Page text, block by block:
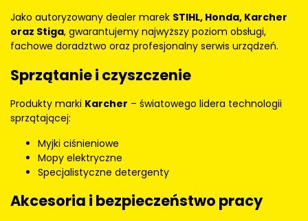
Jako autoryzowany dealer marek STIHL, Honda, Karcher
oraz Stiga, gwarantujemy najwyższy poziom obsługi,
fachowe doradztwo oraz profesjonalny serwis urządzeń.
Sprzątanie i czyszczenie
Produkty marki Karcher – światowego lidera technologii
sprzątającej:
Myjki ciśnieniowe
Mopy elektryczne
Specjalistyczne detergenty
Akcesoria i bezpieczeństwo pracy